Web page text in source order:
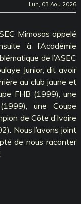
Lun, 03 Aou 2026
Mimosas appelé
à l’Académie
de l’ASEC
Junior, dit avoir
au club jaune et
FHB (1999), une
une Coupe
de Côte d’Ivoire
Nous l’avons joint
de nous raconter